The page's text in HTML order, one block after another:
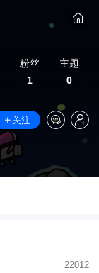
粉丝
1
主题
0
关注
22012